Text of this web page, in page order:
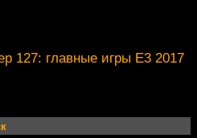
127: главные игры E3 2017